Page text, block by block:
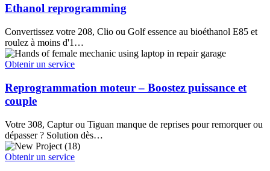
Ethanol reprogramming
Convertissez votre 208, Clio ou Golf essence au bioéthanol E85 et
roulez à moins d'1…
Obtenir un service
Reprogrammation moteur – Boostez puissance et
couple
Votre 308, Captur ou Tiguan manque de reprises pour remorquer ou
dépasser ? Solution dès…
Obtenir un service